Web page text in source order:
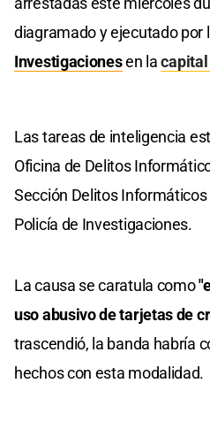
diagramado y ejecutado por
Investigacionesen la
Las tareas de inteligencia
Oficina de Delitos
Sección Delitos
Policía de Investigaciones.
La causa se caratula como
uso abusivo de tarjetas de
trascendió, la banda habría
hechos con esta modalidad.